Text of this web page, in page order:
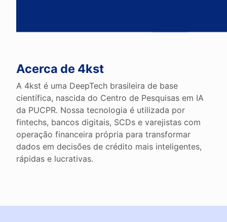
Acerca de 4kst
A 4kst é uma DeepTech brasileira de base
científica, nascida do Centro de Pesquisas em IA
da PUCPR. Nossa tecnologia é utilizada por
fintechs, bancos digitais, SCDs e varejistas com
operação financeira própria para transformar
dados em decisões de crédito mais inteligentes,
rápidas e lucrativas.